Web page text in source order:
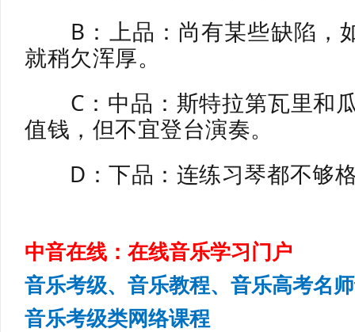
B：上品：尚有某些缺陷，
就稍欠浑厚。
C：中品：斯特拉第瓦里和
值钱，但不宜登台演奏。
D：下品：连练习琴都不够
中音在线：在线音乐学习门户
音乐考级、音乐教程、音乐高考名
音乐考级类网络课程